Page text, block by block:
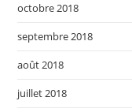
octobre 2018
septembre 2018
août 2018
juillet 2018